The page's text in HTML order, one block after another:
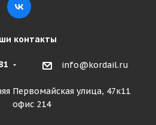
контакты
info@kordail.ru
Первомайская улица, 47к11
офис 214